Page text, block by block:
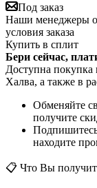
Под заказ
Наши менеджеры
условия заказа
Купить в сплит
Бери сейчас,
Доступна
Халва, а также в
Обменяйте
получите
находите
📋 Что Вы